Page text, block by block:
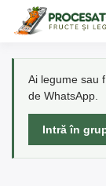
Ai legume sau
de WhatsApp.
Intră în